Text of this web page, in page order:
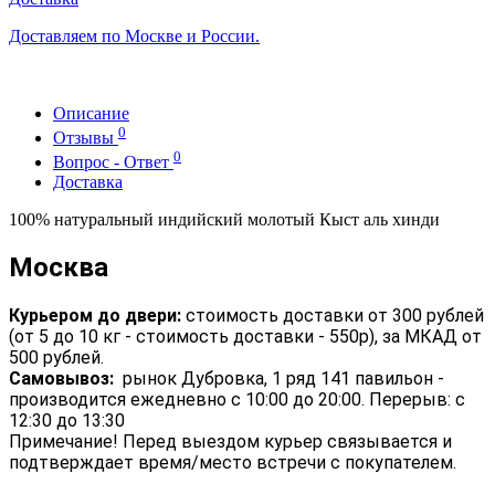
Доставляем по Москве и России.
Описание
Отзывы 0
Вопрос - Ответ 0
Доставка
100% натуральный индийский молотый Кыст аль хинди
Москва
Курьером до двери: стоимость доставки от 300 рублей
(от 5 до 10 кг - стоимость доставки - 550р), за МКАД от
500 рублей.
Самовывоз: рынок Дубровка, 1 ряд 141 павильон -
производится ежедневно с 10:00 до 20:00. Перерыв: с
12:30 до 13:30
Примечание! Перед выездом курьер связывается и
подтверждает время/место встречи с покупателем.